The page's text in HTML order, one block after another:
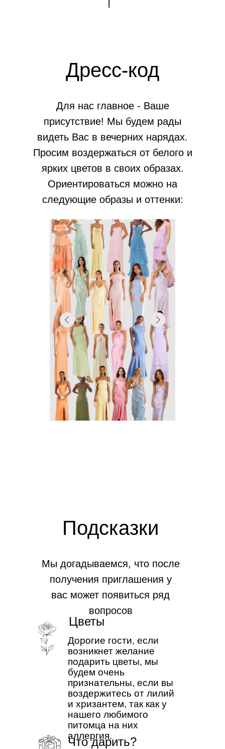
Для нас главное - Ваше
присутствие! Мы будем рады
видеть Вас в вечерних нарядах.
Просим воздержаться от белого и
ярких цветов в своих образах.
Ориентироваться можно на
следующие образы и оттенки:
Дресс-код
Подсказки
Мы догадываемся, что после
получения приглашения у
вас может появиться ряд
вопросов
Что дарить?
Дорогие гости, если
возникнет желание
подарить цветы, мы
будем очень
признательны, если вы
воздержитесь от лилий
и хризантем, так как у
нашего любимого
питомца на них
аллергия.
Цветы